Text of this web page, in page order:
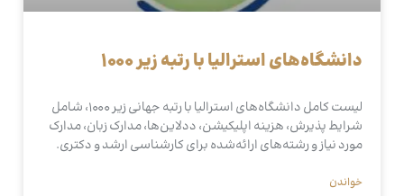
دانشگاه‌های استرالیا با رتبه زیر ۱۰۰۰
لیست کامل دانشگاه‌های استرالیا با رتبه جهانی زیر ۱۰۰۰، شامل
شرایط پذیرش، هزینه اپلیکیشن، ددلاین‌ها، مدارک زبان، مدارک
مورد نیاز و رشته‌های ارائه‌شده برای کارشناسی ارشد و دکتری.
خواندن